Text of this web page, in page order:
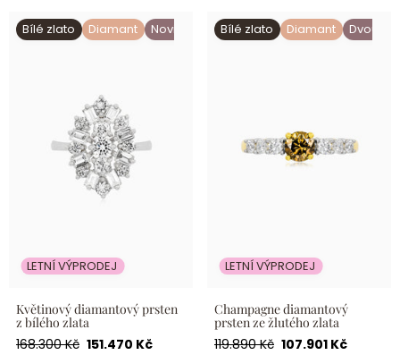
Bílé zlato Diamant Novinka
LETNÍ VÝPRODEJ
Květinový diamantový prsten
z bílého zlata
Květinový diamantový prsten
z bílého zlata
Běžná
168.300 Kč Akční
151.470 Kč
Bílé zlato Diamant
LETNÍ VÝPRODEJ
Champagne diamantový
prsten ze žlutého zlata
Champagne diamantový
prsten ze žlutého zlata
Běžná
119.890 Kč Akční
107.901 Kč